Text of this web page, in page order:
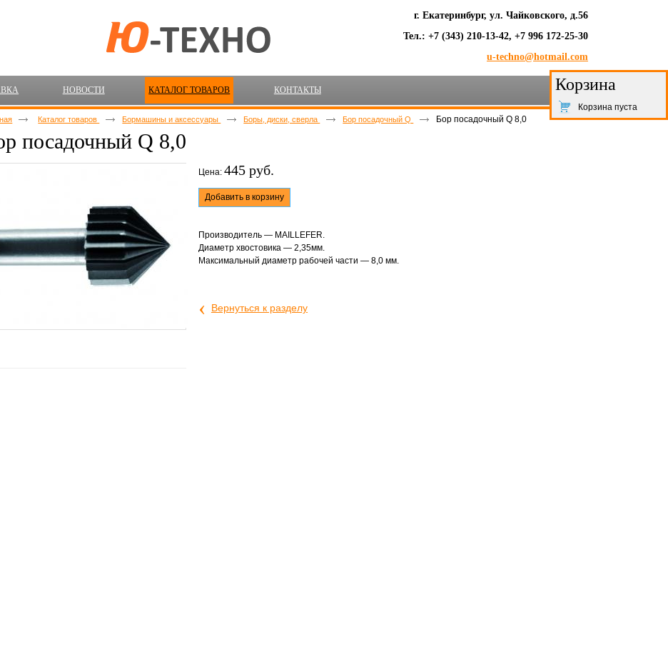
г. Екатеринбург, ул. Чайковского, д.56
Тел.: +7 (343) 210-13-42, +7 996 172-25-30
u-techno@hotmail.com
НОВОСТИ КАТАЛОГ ТОВАРОВ КОНТАКТЫ Корзина
Корзина пуста
Каталог товаров Бормашины и аксессуары Боры, диски, сверла Бор посадочный Q Бор посадочный Q 8,0
посадочный Q 8,0
Цена: 445 руб.
Добавить в корзину
Производитель — MAILLEFER.
Диаметр хвостовика — 2,35мм.
Максимальный диаметр рабочей части — 8,0 мм.
‹ Вернуться к разделу